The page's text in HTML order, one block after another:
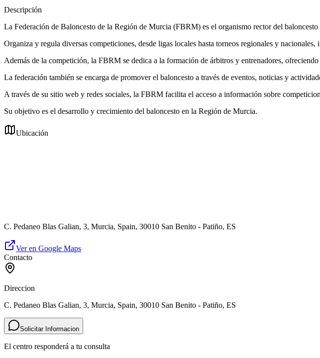
Descripción
La Federación de Baloncesto de la Región de Murcia (FBRM) es el organismo rector del
Organiza y regula diversas competiciones, desde ligas locales hasta torneos regionales y nacionales,
Además de la competición, la FBRM se dedica a la formación de árbitros y entrenadores,
La federación también se encarga de promover el baloncesto a través de eventos, noticias y
A través de su sitio web y redes sociales, la FBRM facilita el acceso a información sobre
Su objetivo es el desarrollo y crecimiento del baloncesto en la Región de Murcia.
Ubicación
C. Pedaneo Blas Galian, 3, Murcia, Spain, 30010 San Benito - Patiño, ES
Ver en Google Maps
Contacto
Direccion
C. Pedaneo Blas Galian, 3, Murcia, Spain, 30010 San Benito - Patiño, ES
Solicitar Informacion
El centro responderá a tu consulta